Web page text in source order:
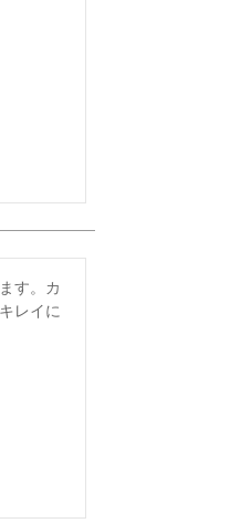
す。カ
レイに